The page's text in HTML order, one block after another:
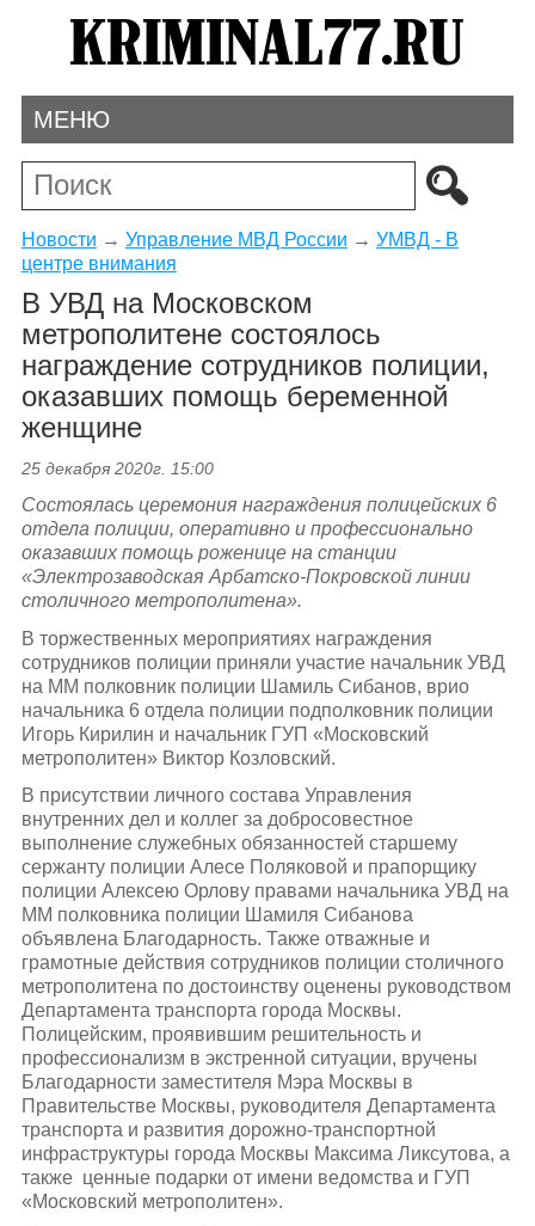
МЕНЮ
Новости → Управление МВД России → УМВД - В
центре внимания
В УВД на Московском
метрополитене состоялось
награждение сотрудников полиции,
оказавших помощь беременной
женщине
25 декабря 2020г. 15:00
Состоялась церемония награждения полицейских 6
отдела полиции, оперативно и профессионально
оказавших помощь роженице на станции
«Электрозаводская Арбатско-Покровской линии
столичного метрополитена».
В торжественных мероприятиях награждения
сотрудников полиции приняли участие начальник УВД
на ММ полковник полиции Шамиль Сибанов, врио
начальника 6 отдела полиции подполковник полиции
Игорь Кирилин и начальник ГУП «Московский
метрополитен» Виктор Козловский.
В присутствии личного состава Управления
внутренних дел и коллег за добросовестное
выполнение служебных обязанностей старшему
сержанту полиции Алесе Поляковой и прапорщику
полиции Алексею Орлову правами начальника УВД на
ММ полковника полиции Шамиля Сибанова
объявлена Благодарность. Также отважные и
грамотные действия сотрудников полиции столичного
метрополитена по достоинству оценены руководством
Департамента транспорта города Москвы.
Полицейским, проявившим решительность и
профессионализм в экстренной ситуации, вручены
Благодарности заместителя Мэра Москвы в
Правительстве Москвы, руководителя Департамента
транспорта и развития дорожно-транспортной
инфраструктуры города Москвы Максима Ликсутова, а
также ценные подарки от имени ведомства и ГУП
«Московский метрополитен».